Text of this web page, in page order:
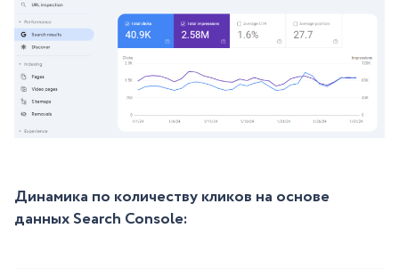
Динамика по количеству кликов на основе
данных Search Console: